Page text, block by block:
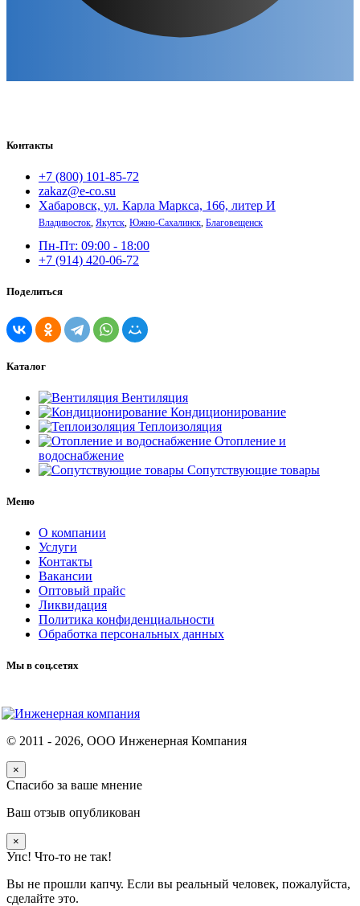
Контакты
+7 (800) 101-85-72
zakaz@e-co.su
Хабаровск, ул. Карла Маркса, 166, литер И
Владивосток, Якутск, Южно-Сахалинск, Благовещенск
Пн-Пт: 09:00 - 18:00
+7 (914) 420-06-72
Поделиться
Каталог
Вентиляция
Кондиционирование
Теплоизоляция
Отопление и
водоснабжение
Сопутствующие товары
Меню
О компании
Услуги
Контакты
Вакансии
Оптовый прайс
Ликвидация
Политика конфиденциальности
Обработка персональных данных
Мы в соц.сетях
© 2011 - 2026, ООО Инженерная Компания
×
Спасибо за ваше мнение
Ваш отзыв опубликован
×
Упс! Что-то не так!
Вы не прошли капчу. Если вы реальный человек, пожалуйста,
сделайте это.